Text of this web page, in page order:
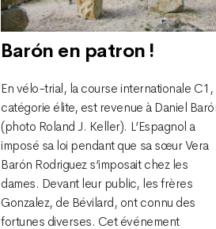
Barón en patron !
En vélo-trial, la course internationale C1,
catégorie élite, est revenue à Daniel
(photo Roland J. Keller). L’Espagnol a
imposé sa loi pendant que sa sœur Vera
Barón Rodriguez s’imposait chez les
dames. Devant leur public, les frères
Gonzalez, de Bévilard, ont connu des
fortunes diverses. Cet événement